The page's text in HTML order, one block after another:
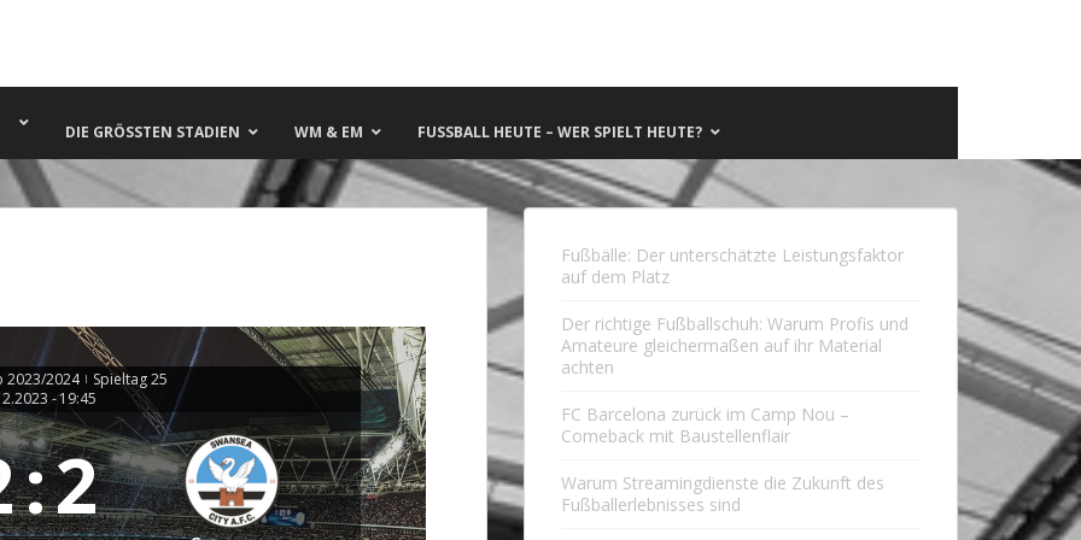
DIE GRÖSSTEN STADIEN WM & EM FUSSBALL HEUTE – WER SPIELT HEUTE?
2023/2024 | Spieltag 25
-19:45
:2
Fußbälle: Der unterschätzte Leistungsfaktor
auf dem Platz
Der richtige Fußballschuh: Warum Profis und
Amateure gleichermaßen auf ihr Material
achten
FC Barcelona zurück im Camp Nou –
Comeback mit Baustellenflair
Warum Streamingdienste die Zukunft des
Fußballerlebnisses sind